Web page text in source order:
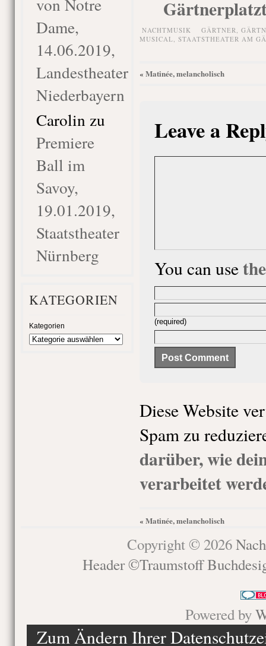
von Notre
Dame,
14.06.2019,
Landestheater
Niederbayern
Carolin zu
Premiere
Ball im
Savoy,
19.01.2019,
Staatstheater
Nürnberg
KATEGORIEN
Kategorien
NACHTMUSIK GÄRTNER,
MUSICAL, STAATSTHEATER AM
« Matinée, melancholisch
Leave a
You can use
(required)
Diese Website
Spam zu
darüber, wie
verarbeitet
« Matinée, melancholisch
Copyright © 2026
Header ©Traumstoff
Powered by
Zum Ändern Ihrer